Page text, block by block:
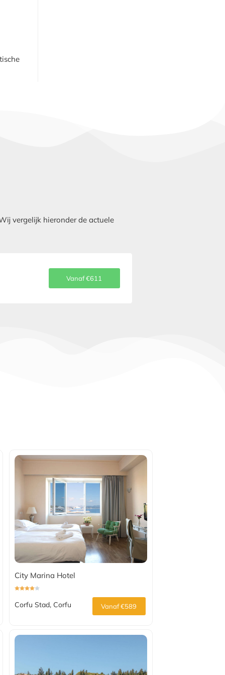
vergelijk hieronder de actuele
Vanaf €611
City Marina Hotel
Corfu Stad, Corfu Vanaf €589